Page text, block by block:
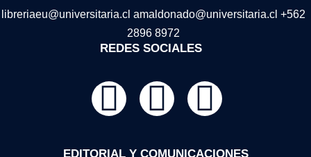
libreriaeu@universitaria.cl amaldonado@universitaria.cl +562
2896 8972
REDES SOCIALES
EDITORIAL Y COMUNICACIONES